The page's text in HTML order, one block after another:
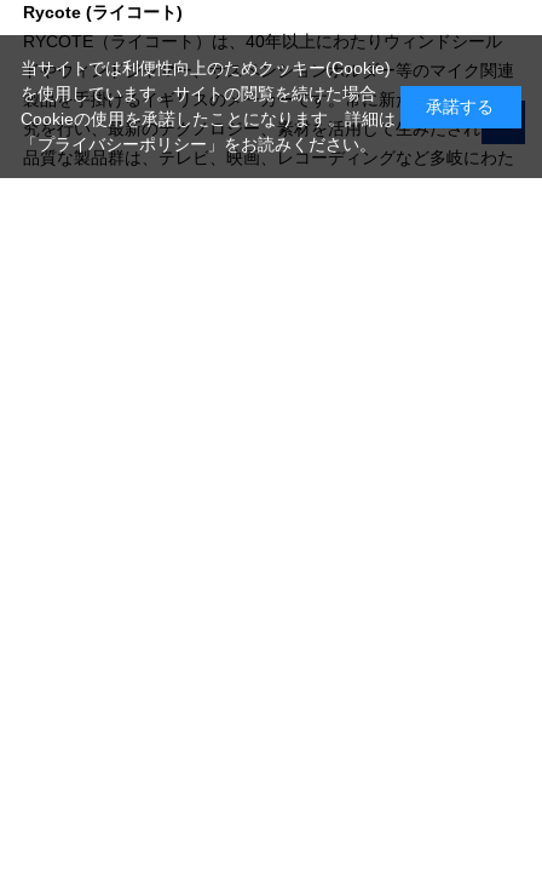
Rycote (ライコート)
RYCOTE（ライコート）は、40年以上にわたりウィンドシール
ドやウィンドジャマー、サスペンションホルダー等のマイク関連
製品を手掛けるイギリスのメーカーです。常に新たな製造法の研
究を行い、最新のテクノロジー、素材を活用して生みだされる高
品質な製品群は、テレビ、映画、レコーディングなど多岐にわた
当サイトでは利便性向上のためクッキー(Cookie)
を使用しています。サイトの閲覧を続けた場合
Cookieの使用を承諾したことになります。詳細は
「プライバシーポリシー」 をお読みください。
承諾する